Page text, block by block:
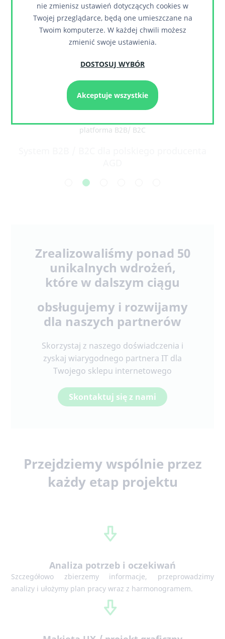
eCommerce dla Sanel – producent i
dystrybutor AGD
platforma B2B/ B2C
unikalnych wdrożeń,
które wdalszym ciągu
obsługujemy i rozwijamy
dla naszych partnerów
zyskaj wiarygodnego partnera IT dla
Twojego sklepu internetowego
Skontaktuj się z nami
każdy etap projektu
Szczegółowo zbierzemy informacje, przeprowadzimy
analizy i ułożymy plan pracy wraz z harmonogramem.
nie zmienisz ustawień dotyczących cookies w
Twojej przeglądarce, będą one umieszczane na
Twoim komputerze. W każdej chwili możesz
zmienić swoje ustawienia.
DOSTOSUJ WYBÓR
Akceptuje wszystkie